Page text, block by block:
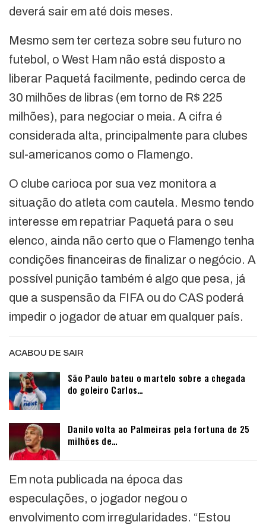
deverá sair em até dois meses.
Mesmo sem ter certeza sobre seu futuro no
futebol, o West Ham não está disposto a
liberar Paquetá facilmente, pedindo cerca de
30 milhões de libras (em torno de R$ 225
milhões), para negociar o meia. A cifra é
considerada alta, principalmente para clubes
sul-americanos como o Flamengo.
O clube carioca por sua vez monitora a
situação do atleta com cautela. Mesmo tendo
interesse em repatriar Paquetá para o seu
elenco, ainda não certo que o Flamengo tenha
condições financeiras de finalizar o negócio. A
possível punição também é algo que pesa, já
que a suspensão da FIFA ou do CAS poderá
impedir o jogador de atuar em qualquer país.
ACABOU DE SAIR
São Paulo bateu o martelo sobre a chegada
do goleiro Carlos…
Danilo volta ao Palmeiras pela fortuna de 25
milhões de…
Em nota publicada na época das
especulações, o jogador negou o
envolvimento com irregularidades. “Estou